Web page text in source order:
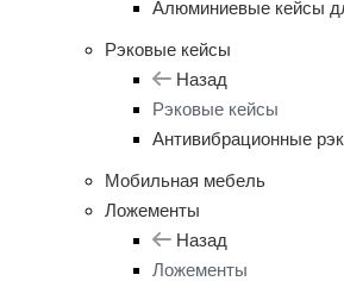
Алюминиевые кейсы
Рэковые кейсы
Назад
Рэковые кейсы
Антивибрационные
Мобильная мебель
Ложементы
Назад
Ложементы